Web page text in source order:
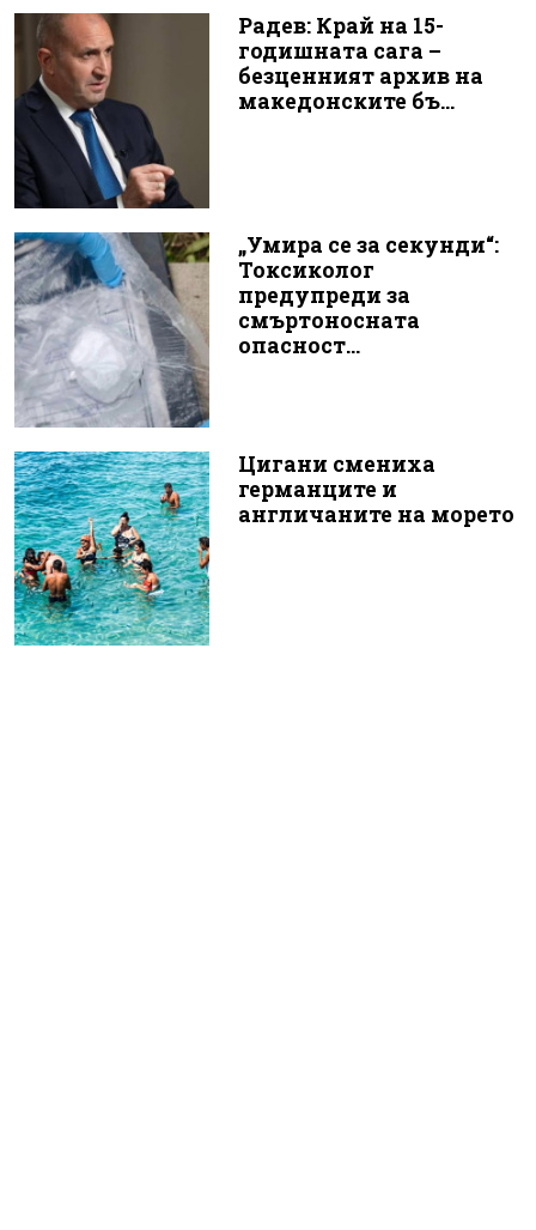
Радев: Край на 15-
годишната сага –
безценният архив на
македонските бъ...
„Умира се за секунди“:
Токсиколог
предупреди за
смъртоносната
опасност...
Цигани смениха
германците и
англичаните на морето